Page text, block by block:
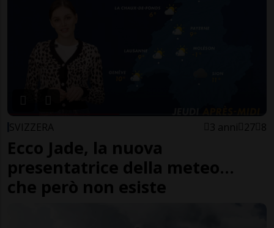
SVIZZERA 3 anni 27 8
Ecco Jade, la nuova
presentatrice della meteo…
che però non esiste